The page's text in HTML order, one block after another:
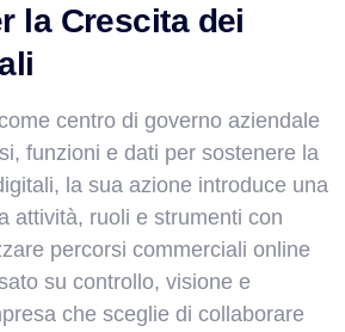
la Crescita dei
centro di governo aziendale
funzioni e dati per sostenere la
la sua azione introduce una
attività, ruoli e strumenti con
percorsi commerciali online
su controllo, visione e
che sceglie di collaborare